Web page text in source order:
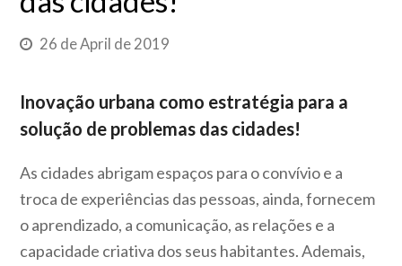
26 de April de 2019
Inovação urbana como estratégia para a
solução de problemas das cidades!
As cidades abrigam espaços para o convívio e a
troca de experiências das pessoas, ainda, fornecem
o aprendizado, a comunicação, as relações e a
capacidade criativa dos seus habitantes. Ademais,